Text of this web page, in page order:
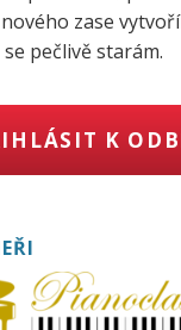
zase
pečlivě starám.
K